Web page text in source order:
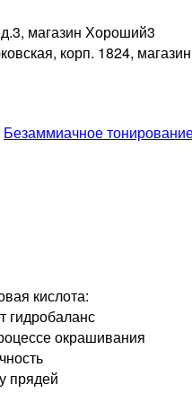
магазин Хороший3
корп. 1824,
Безаммиачное
кислота:
гидробаланс
окрашивания
прядей